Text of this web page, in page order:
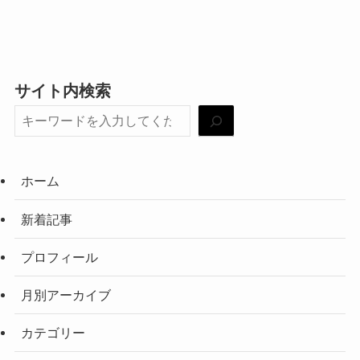
サイト内検索
ホーム
新着記事
プロフィール
月別アーカイブ
カテゴリー